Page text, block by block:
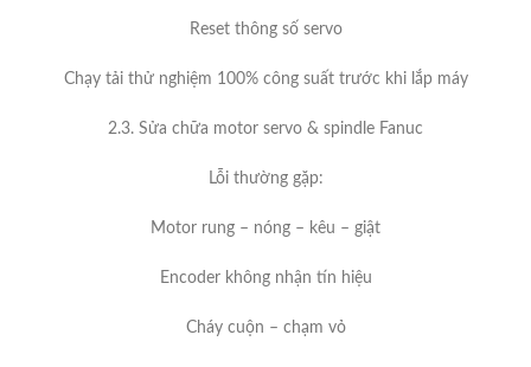
Reset thông số servo
Chạy tải thử nghiệm 100% công suất trước khi lắp máy
2.3. Sửa chữa motor servo & spindle Fanuc
Lỗi thường gặp:
Motor rung – nóng – kêu – giật
Encoder không nhận tín hiệu
Cháy cuộn – chạm vỏ